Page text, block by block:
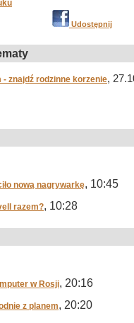
Udostępnij
- znajdź rodzinne korzenie,
nową nagrywarkę, 10:45
razem?, 10:28
w Rosji, 20:16
z planem, 20:20